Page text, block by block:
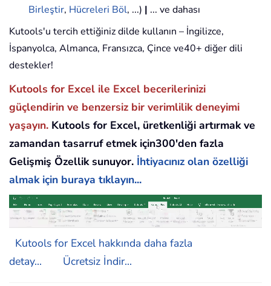
Birleştir, Hücreleri Böl, ...) | ... ve dahası
Kutools'u tercih ettiğiniz dilde kullanın – İngilizce,
İspanyolca, Almanca, Fransızca, Çince ve40+ diğer dili
destekler!
Kutools for Excel ile Excel becerilerinizi
güçlendirin ve benzersiz bir verimlilik deneyimi
yaşayın. Kutools for Excel, üretkenliği artırmak ve
zamandan tasarruf etmek için300'den fazla
Gelişmiş Özellik sunuyor. İhtiyacınız olan özelliği
almak için buraya tıklayın...
Kutools for Excel hakkında daha fazla
detay...
Ücretsiz İndir...